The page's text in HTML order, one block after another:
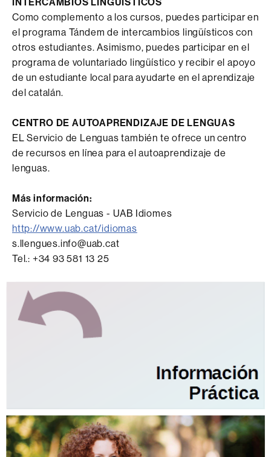
Como complemento a los cursos, puedes participar en
el programa Tándem de intercambios lingüísticos con
otros estudiantes. Asimismo, puedes participar en el
programa de voluntariado lingüístico y recibir el apoyo
de un estudiante local para ayudarte en el aprendizaje
del catalán.
CENTRO DE AUTOAPRENDIZAJE DE LENGUAS
EL Servicio de Lenguas también te ofrece un centro
de recursos en línea para el autoaprendizaje de
lenguas.
Más información:
Servicio de Lenguas - UAB Idiomes
http://www.uab.cat/idiomas
s.llengues.info@uab.cat
Tel.: +34 93 581 13 25
Información
complementaria